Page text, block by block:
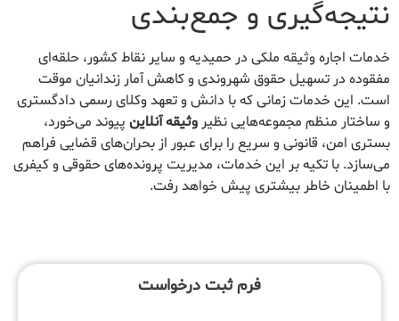
نتیجه‌گیری و جمع‌بندی
خدمات اجاره وثیقه ملکی در حمیدیه و سایر نقاط کشور، حلقه‌ای
مفقوده در تسهیل حقوق شهروندی و کاهش آمار زندانیان موقت
است. این خدمات زمانی که با دانش و تعهد وکلای رسمی دادگستری
و ساختار منظم مجموعه‌هایی نظیروثیقه آنلاین پیوند می‌خورد،
بستری امن، قانونی و سریع را برای عبور از بحران‌های قضایی فراهم
می‌سازد. با تکیه بر این خدمات، مدیریت پرونده‌های حقوقی و کیفری
با اطمینان خاطر بیشتری پیش خواهد رفت.
فرم ثبت درخواست